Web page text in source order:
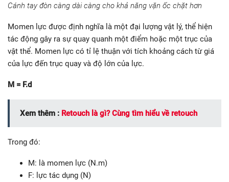
Cánh tay đòn càng dài càng cho khả năng vặn ốc chặt hơn
Momen lực được định nghĩa là một đại lượng vật lý, thể hiện
tác động gây ra sự quay quanh một điểm hoặc một trục của
vật thể. Momen lực có tỉ lệ thuận với tích khoảng cách từ giá
của lực đến trục quay và độ lớn của lực.
M = F.d
Xem thêm : Retouch là gì? Cùng tìm hiểu về retouch
Trong đó:
M: là momen lực (N.m)
F: lực tác dụng (N)